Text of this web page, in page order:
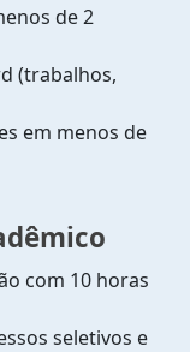
de 2
(trabalhos,
em menos de
com 10 horas
seletivos e